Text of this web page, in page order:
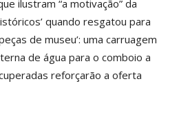
ilustram “a motivação” da
quando resgatou para
de museu’: uma carruagem
de água para o comboio a
reforçarão a oferta